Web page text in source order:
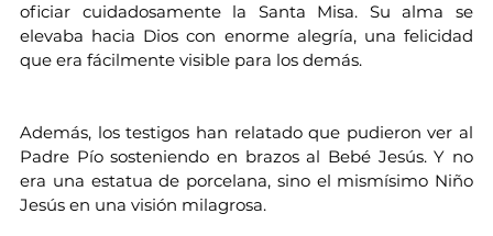
oficiar cuidadosamente la Santa Misa. Su alma se
elevaba hacia Dios con enorme alegría, una felicidad
que era fácilmente visible para los demás.
Además, los testigos han relatado que pudieron ver al
Padre Pío sosteniendo en brazos al Bebé Jesús. Y no
era una estatua de porcelana, sino el mismísimo Niño
Jesús en una visión milagrosa.